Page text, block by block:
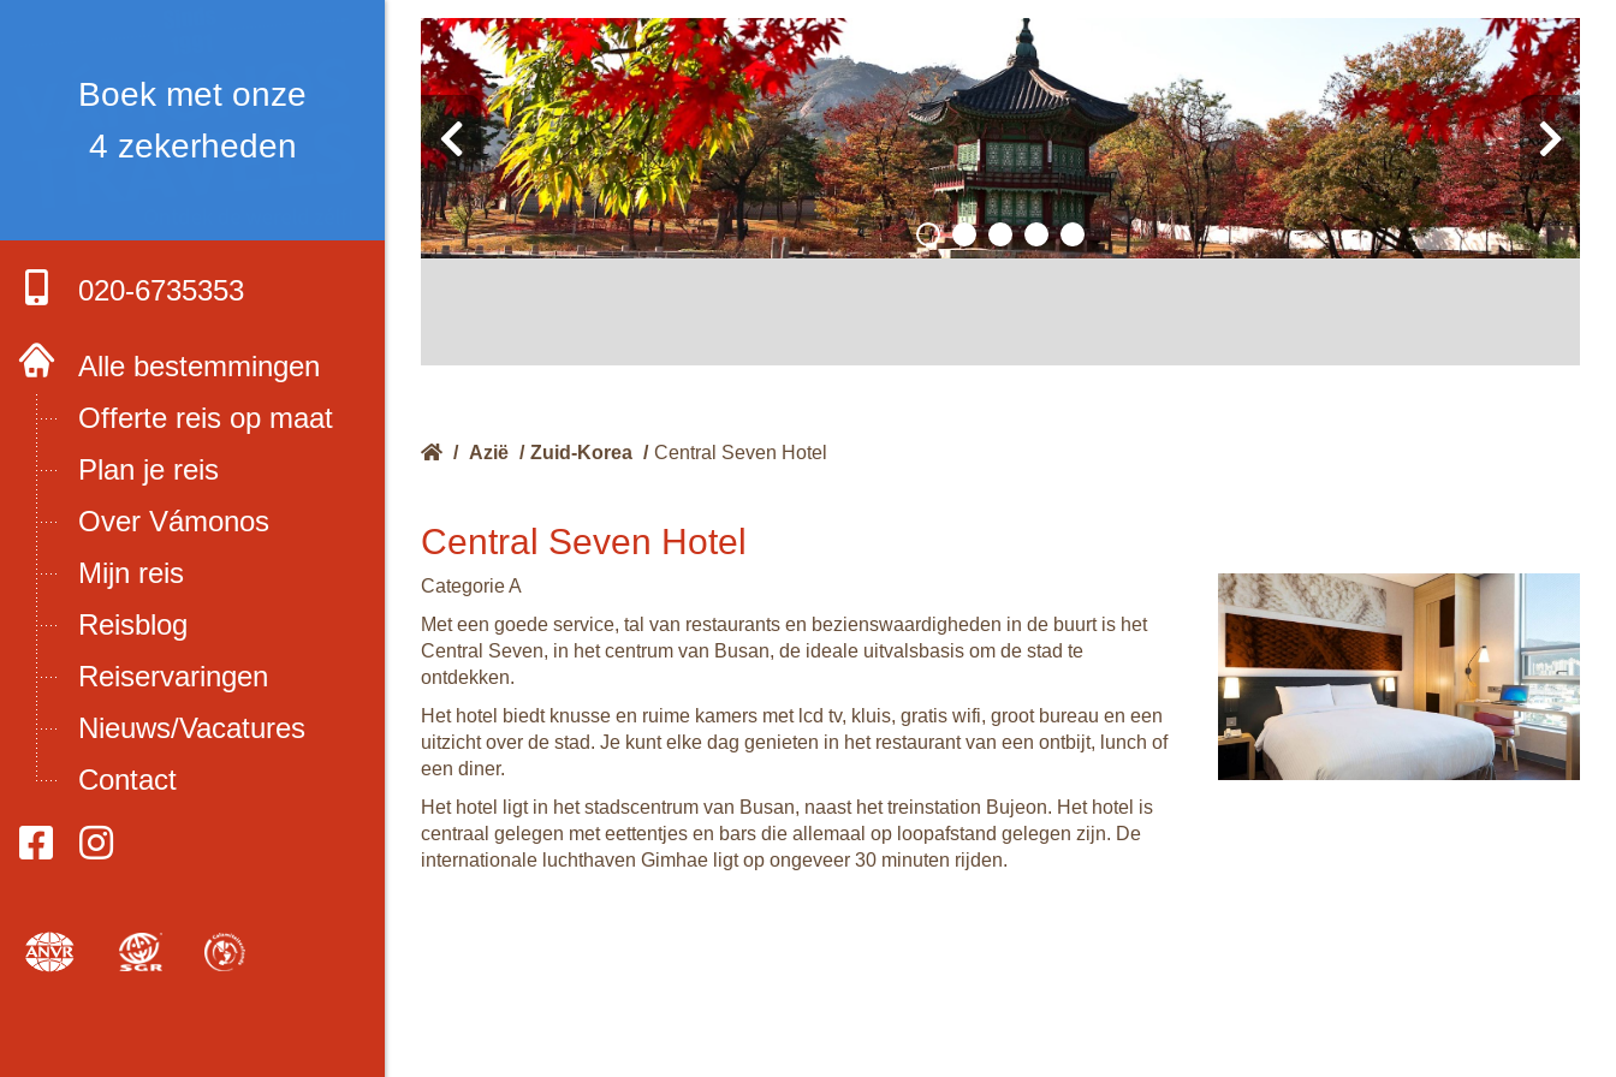
Boek met onze
4 zekerheden
020-6735353
Alle bestemmingen
Offerte reis op maat
Plan je reis
Over Vámonos
Mijn reis
Reisblog
Reiservaringen
Nieuws/Vacatures
Contact
/ Azië / Zuid-Korea / Central Seven Hotel
Central Seven Hotel
Categorie A
Met een goede service, tal van restaurants en bezienswaardigheden in de buurt is het
Central Seven, in het centrum van Busan, de ideale uitvalsbasis om de stad te
ontdekken.
Het hotel biedt knusse en ruime kamers met lcd tv, kluis, gratis wifi, groot bureau en een
uitzicht over de stad. Je kunt elke dag genieten in het restaurant van een ontbijt, lunch of
een diner.
Het hotel ligt in het stadscentrum van Busan, naast het treinstation Bujeon. Het hotel is
centraal gelegen met eettentjes en bars die allemaal op loopafstand gelegen zijn. De
internationale luchthaven Gimhae ligt op ongeveer 30 minuten rijden.